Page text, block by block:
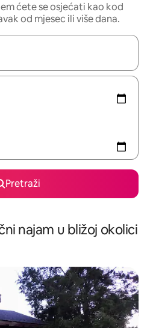
ćete se osjećati kao kod
od mjesec ili više dana.
moći ćete ih pregledati
Pretraži
najam u bližoj okolici
s oznakom „Odabrali gosti”